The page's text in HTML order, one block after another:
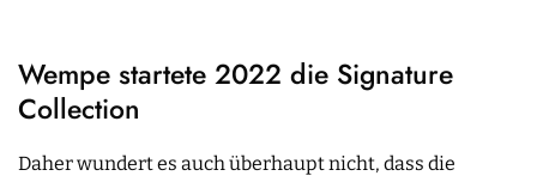
Wempe startete 2022 die Signature
Collection
Daher wundert es auch überhaupt nicht, dass die